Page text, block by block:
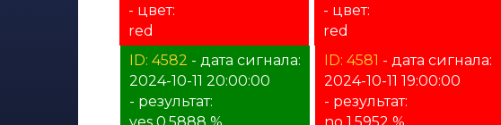
- цвет:
red
- цвет:
red
ID: 4582 - дата сигнала:
2024-10-11 20:00:00
- результат:
ID: 4581 - дата сигнала:
2024-10-11 19:00:00
- результат: